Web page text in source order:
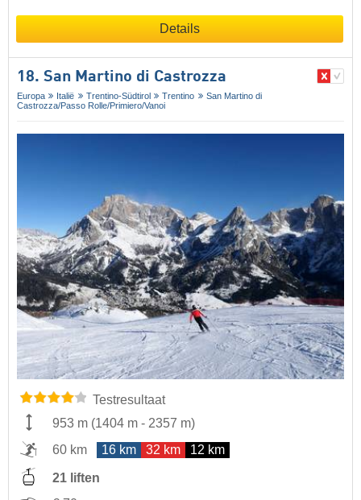
Details
18. San Martino di Castrozza
Europa Italië Trentino-Südtirol Trentino
San Martino di
Castrozza/​Passo Rolle/​Primiero/​Vanoi
Testresultaat
953 m (1404 m - 2357 m)
60 km
16 km 32 km 12 km
21 liften